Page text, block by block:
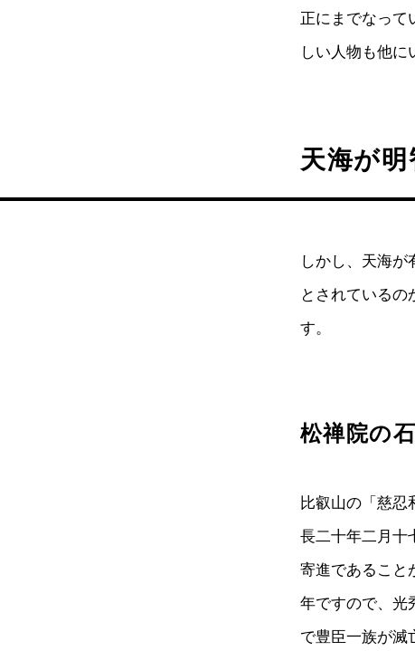
正にまでなっ
しい人物も他に
天海が
しかし、天海
とされているの
す。
松禅院の
比叡山の「慈忍
長二十年二月
寄進であること
年ですので、光
で豊臣一族が滅